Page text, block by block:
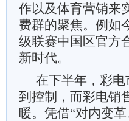
作以及体育营销来
费群的聚焦。例如
级联赛中国区官方
新时代。
在下半年，彩
到控制，而彩电销
暖。凭借“对内变